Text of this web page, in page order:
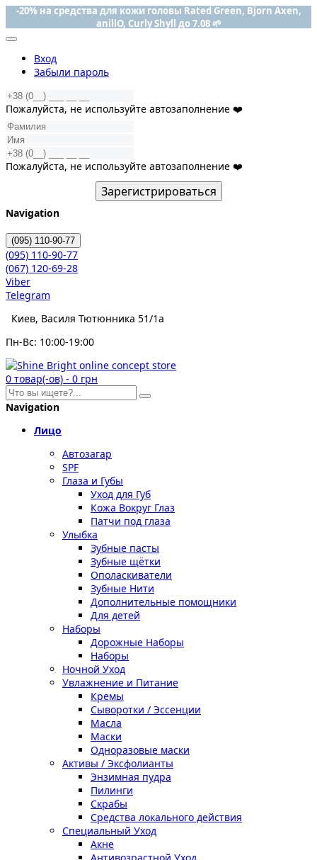
-20% на средства для кожи головы Rated Green, Bjorn Axen,
anillO, Curly Shyll до 7.08 🌱
Вход
Забыли пароль
Пожалуйста, не используйте автозаполнение ❤️
Пожалуйста, не используйте автозаполнение ❤️
Зарегистрироваться
Navigation
(095) 110-90-77
(095) 110-90-77
(067) 120-69-28
Viber
Telegram
Киев, Василя Тютюнника 51/1а
Пн-Вс: 10:00-19:00
0 товар(-ов) - 0 грн
Navigation
Лицо
Автозагар
SPF
Глаза и Губы
Уход для Губ
Кожа Вокруг Глаз
Патчи под глаза
Улыбка
Зубные пасты
Зубные щётки
Ополаскиватели
Зубные Нити
Дополнительные помощники
Для детей
Наборы
Дорожные Наборы
Наборы
Ночной Уход
Увлажнение и Питание
Кремы
Сыворотки / Эссенции
Масла
Маски
Одноразовые маски
Активы / Эксфолианты
Энзимная пудра
Пилинги
Скрабы
Средства локального действия
Специальный Уход
Акне